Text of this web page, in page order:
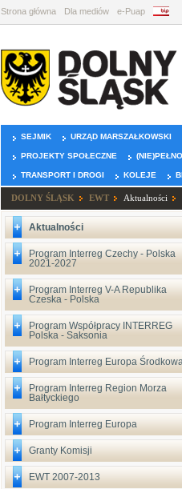
Strona główna Dla mediów e-Puap BIP
SEJMIK URZĄD MARSZAŁKOWSKI
PROJEKTY SPOŁECZNE
TRANSPORT I DROGI KOLEJE
DOLNY ŚLĄSK EWT Aktualności
Aktualności
Program Interreg Czechy - Polska
2021-2027
Program Interreg V-A Republika
Czeska - Polska
Program Współpracy INTERREG
Polska - Saksonia
Program Interreg Europa
Program Interreg Region Morza
Bałtyckiego
Program Interreg Europa
Granty Komisji
EWT 2007-2013